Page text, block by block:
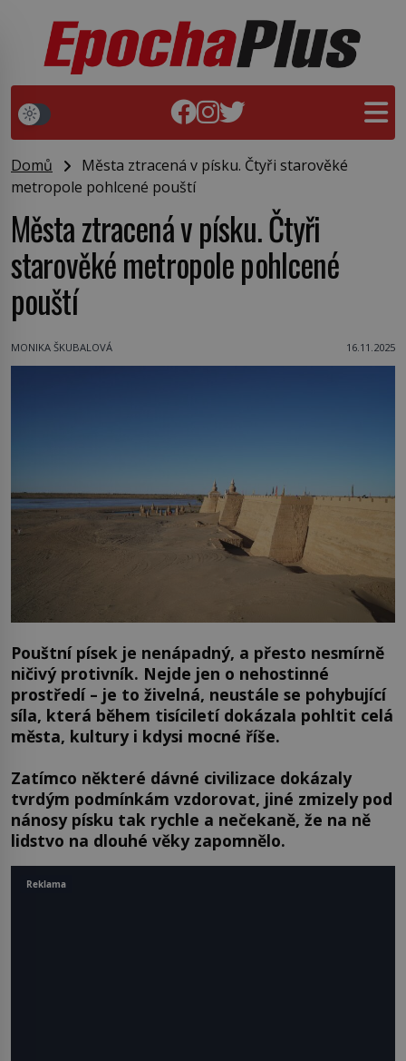
Domů
Města ztracená v písku. Čtyři starověké
metropole pohlcené pouští
Města ztracená v písku. Čtyři
starověké metropole pohlcené
pouští
MONIKA ŠKUBALOVÁ 16.11.2025
Pouštní písek je nenápadný, a přesto nesmírně
ničivý protivník. Nejde jen o nehostinné
prostředí – je to živelná, neustále se pohybující
síla, která během tisíciletí dokázala pohltit celá
města, kultury i kdysi mocné říše.
Zatímco některé dávné civilizace dokázaly
tvrdým podmínkám vzdorovat, jiné zmizely pod
nánosy písku tak rychle a nečekaně, že na ně
lidstvo na dlouhé věky zapomnělo.
Reklama